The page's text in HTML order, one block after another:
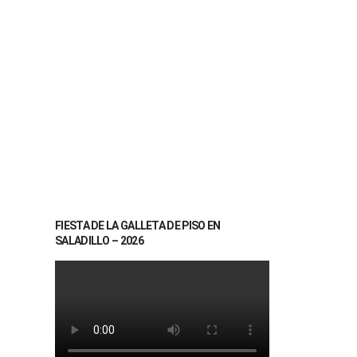
FIESTA DE LA GALLETA DE PISO EN
SALADILLO – 2026